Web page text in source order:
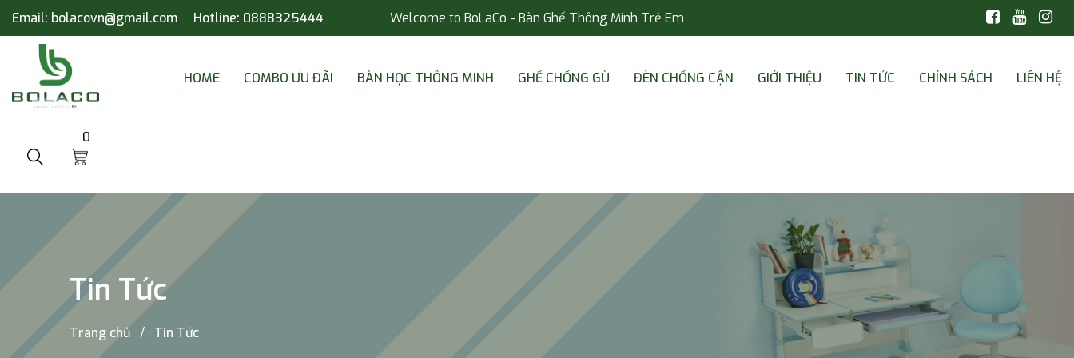
Email: bolacovn@gmail.com Hotline: 0888325444 Welcome to BoLaCo - Bàn Ghế Thông Minh Trẻ Em
0
HOME COMBO ƯU ĐÃI BÀN HỌC THÔNG MINH GHẾ CHỐNG GÙ ĐÈN CHỐNG CẬN GIỚI THIỆU TIN TỨC CHÍNH SÁCH LIÊN HỆ
Tin Tức
Trang chủ Tin Tức